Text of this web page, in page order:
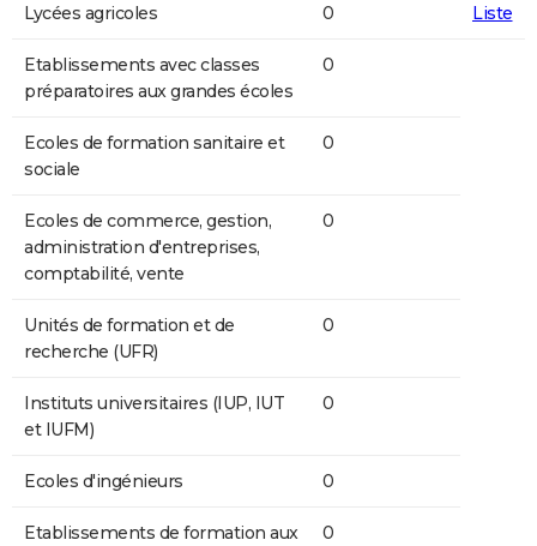
Lycées agricoles 0 Liste
Etablissements avec classes
préparatoires aux grandes écoles
0
Ecoles de formation sanitaire et
sociale
0
Ecoles de commerce, gestion,
administration d'entreprises,
comptabilité, vente
0
Unités de formation et de
recherche (UFR)
0
Instituts universitaires (IUP, IUT
et IUFM)
0
Ecoles d'ingénieurs 0
Etablissements de formation aux
0